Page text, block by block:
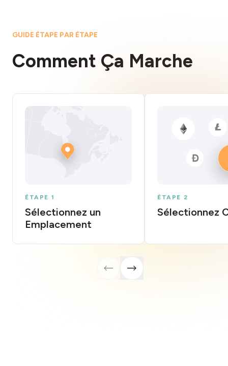
GUIDE ÉTAPE PAR ÉTAPE
Comment Ça Marche
ÉTAPE 1
Sélectionnez un
Emplacement
ÉTAPE 2
Sélectionnez